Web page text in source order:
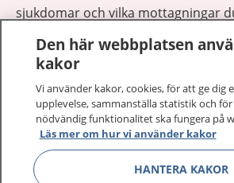
sjukdomar och vilka mottagningar
vårdärenden. Ring telefonnummer
sjukvårdsrådgivning dygnet runt.
1177 ger dig råd när du vill må
Den här webbplatsen
kakor
Vi använder kakor, cookies, för att ge dig
upplevelse, sammanställa statistik och
nödvändig funktionalitet ska fungera på
Läs mer om hur vi använder kakor
HANTERA KAKOR